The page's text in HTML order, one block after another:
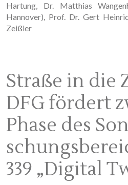
Hartung, Dr. Matthias
Hannover), Prof. Dr. Gert
Zeißler
Straße in die
DFG fördert
Phase des
339 „Digital